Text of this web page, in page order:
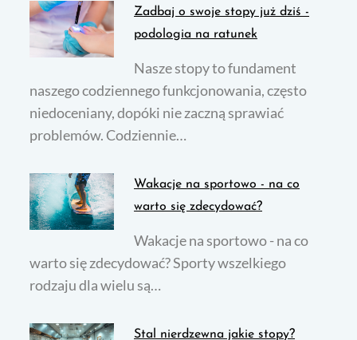
Zadbaj o swoje stopy już dziś -
podologia na ratunek
Nasze stopy to fundament
naszego codziennego funkcjonowania, często
niedoceniany, dopóki nie zaczną sprawiać
problemów. Codziennie…
Wakacje na sportowo - na co
warto się zdecydować?
Wakacje na sportowo - na co
warto się zdecydować? Sporty wszelkiego
rodzaju dla wielu są…
Stal nierdzewna jakie stopy?